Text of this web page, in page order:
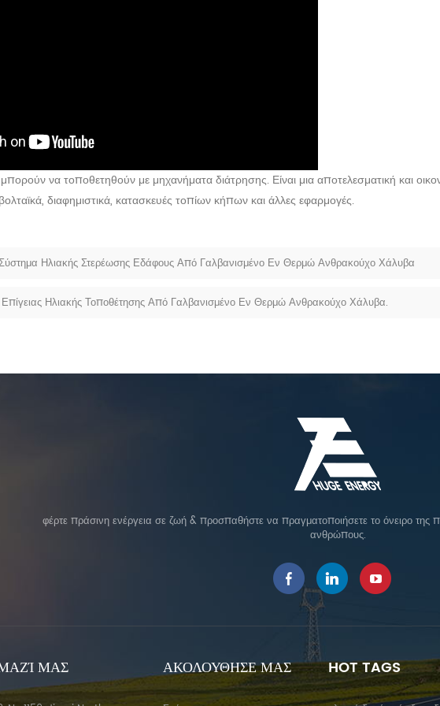
μπορούν να τοποθετηθούν με μηχανήματα διάτρησης. Είναι μια αποτελεσματική και
διαφημιστικά, κατασκευές τοπίων κήπων και άλλες εφαρμογές.
Ηλιακής Στερέωσης Εδάφους Από Γαλβανισμένο Εν Θερμώ Ανθρακούχο Χάλυβα
Ηλιακής Τοποθέτησης Από Γαλβανισμένο Εν Θερμώ Ανθρακούχο Χάλυβα.
φέρτε πράσινη ενέργεια σε ζωή & προσπαθήστε να πραγματοποιήσετε το όνειρο της
ανθρώπους.
ΜΑΣ ΑΚΟΛΟΥΘΗΣΕ ΜΑΣ HOT TAGS